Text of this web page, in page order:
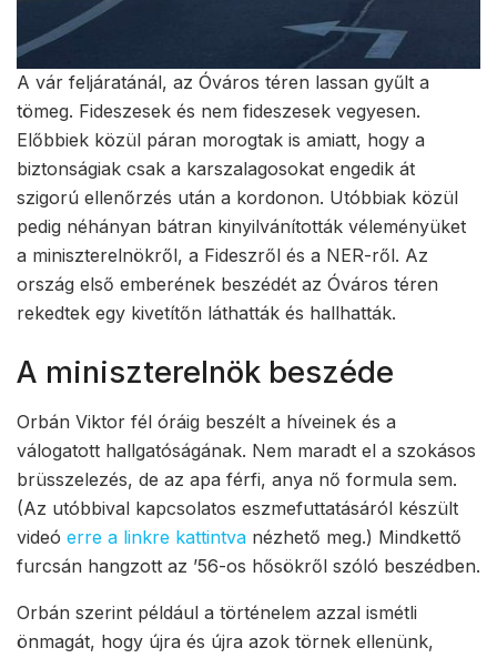
A vár feljáratánál, az Óváros téren lassan gyűlt a
tömeg. Fideszesek és nem fideszesek vegyesen.
Előbbiek közül páran morogtak is amiatt, hogy a
biztonságiak csak a karszalagosokat engedik át
szigorú ellenőrzés után a kordonon. Utóbbiak közül
pedig néhányan bátran kinyilvánították véleményüket
a miniszterelnökről, a Fideszről és a NER-ről. Az
ország első emberének beszédét az Óváros téren
rekedtek egy kivetítőn láthatták és hallhatták.
A miniszterelnök beszéde
Orbán Viktor fél óráig beszélt a híveinek és a
válogatott hallgatóságának. Nem maradt el a szokásos
brüsszelezés, de az apa férfi, anya nő formula sem.
(Az utóbbival kapcsolatos eszmefuttatásáról készült
videó erre a linkre kattintva nézhető meg.) Mindkettő
furcsán hangzott az ’56-os hősökről szóló beszédben.
Orbán szerint például a történelem azzal ismétli
önmagát, hogy újra és újra azok törnek ellenünk,